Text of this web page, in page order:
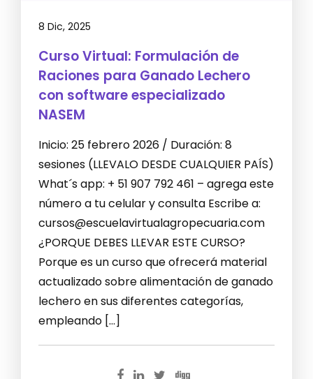
8 Dic, 2025
Curso Virtual: Formulación de
Raciones para Ganado Lechero
con software especializado
NASEM
Inicio: 25 febrero 2026 / Duración: 8
sesiones (LLEVALO DESDE CUALQUIER PAÍS)
What´s app: + 51 907 792 461 – agrega este
número a tu celular y consulta Escribe a:
cursos@escuelavirtualagropecuaria.com
¿PORQUE DEBES LLEVAR ESTE CURSO?
Porque es un curso que ofrecerá material
actualizado sobre alimentación de ganado
lechero en sus diferentes categorías,
empleando […]